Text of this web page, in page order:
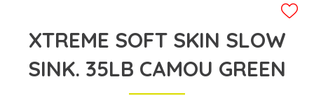
PESQUISAR
XTREME SOFT SKIN SLOW
SINK. 35LB CAMOU GREEN